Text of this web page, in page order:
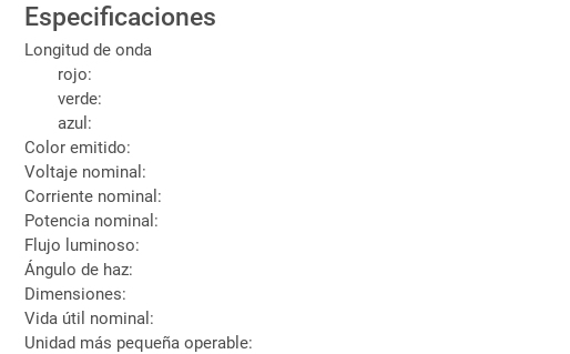
Especificaciones
Longitud de onda
rojo:
verde:
azul:
Color emitido:
Voltaje nominal:
Corriente nominal:
Potencia nominal:
Flujo luminoso:
Ángulo de haz:
Dimensiones:
Vida útil nominal:
Unidad más pequeña operable: